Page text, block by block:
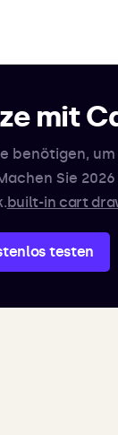
mit
benötigen,
Sie
built-in cart
testen